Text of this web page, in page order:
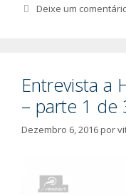
Deixe um
Entrevista a
– parte 1 de
Dezembro 6, 2016por